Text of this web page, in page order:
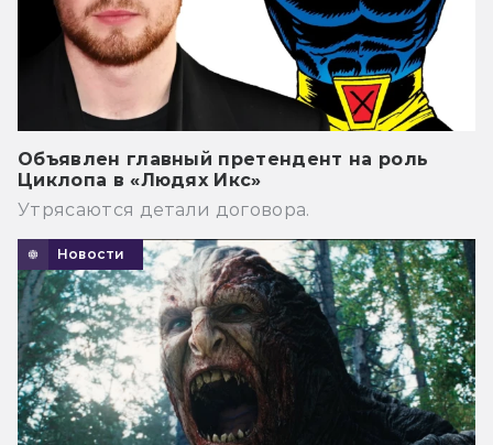
Объявлен главный претендент на роль
Циклопа в «Людях Икс»
Утрясаются детали договора.
Новости